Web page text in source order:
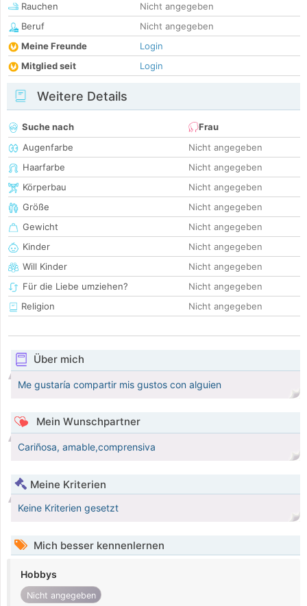
Rauchen
Nicht angegeben
Beruf
Nicht angegeben
Meine Freunde
Login
Mitglied seit
Login
Weitere Details
Suche nach
Frau
Augenfarbe
Nicht angegeben
Haarfarbe
Nicht angegeben
Körperbau
Nicht angegeben
Größe
Nicht angegeben
Gewicht
Nicht angegeben
Kinder
Nicht angegeben
Will Kinder
Nicht angegeben
Für die Liebe umziehen?
Nicht angegeben
Religion
Nicht angegeben
Über mich
Me gustaría compartir mis gustos con alguien
Mein Wunschpartner
Cariñosa, amable,comprensiva
Meine Kriterien
Keine Kriterien gesetzt
Mich besser kennenlernen
Hobbys
Nicht angegeben